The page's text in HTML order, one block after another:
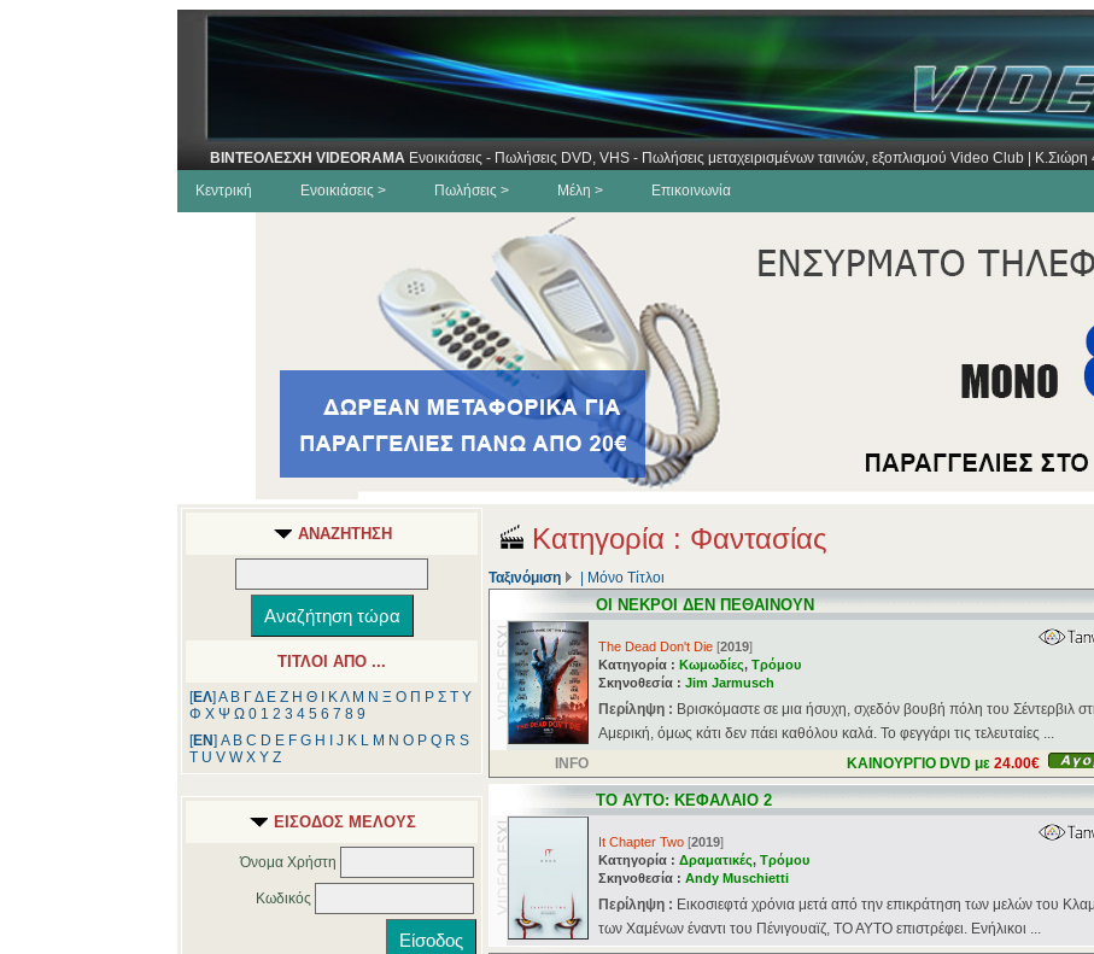
ΒΙΝΤΕΟΛΕΣΧΗ VIDEORAMA Ενοικιάσεις - Πωλήσεις DVD, VHS - Πωλήσεις μεταχειρισμένων ταινιών, εξοπλισμού Video Club |
Κεντρική
Ενοικιάσεις > Πωλήσεις > Μέλη > Επικοινωνία
ΑΝΑΖΗΤΗΣΗ
ΤΙΤΛΟΙ ΑΠΟ ...
[ΕΛ] Α Β ΓΔ Ε Ζ Η Θ ΚΛ Μ Ν Ξ Ο Π Ρ Σ Τ Υ
Φ Χ Ψ Ω 0 1 2 3 4 5 6 7 8 9
[ΕΝ] A B C D E F G H J K L M N O P Q R S
T U V W X Y Z
ΕΙΣΟΔΟΣ ΜΕΛΟΥΣ
Όνομα Χρήστη
Κωδικός
Κατηγορία : Φαντασίας
Ταξινόμιση Μόνο Τίτλοι
ΟΙ ΝΕΚΡΟΙ ΔΕΝ ΠΕΘΑΙΝΟΥΝ
The Dead Don't Die [2019]
Κατηγορία : Κωμωδίες, Τρόμου
Σκηνοθεσία : Jim Jarmusch
Περίληψη : Βρισκόμαστε σε μια ήσυχη, σχεδόν βουβή πόλη του Σέντερβιλ
Αμερική, όμως κάτι δεν πάει καθόλου καλά. Το φεγγάρι τις τελευταίες ...
INFO
ΚΑΙΝΟΥΡΓΙΟ DVD με 24.00€
ΤΟ ΑΥΤΟ: ΚΕΦΑΛΑΙΟ 2
It Chapter Two [2019]
Κατηγορία : Δραματικές, Τρόμου
Σκηνοθεσία : Andy Muschietti
Περίληψη : Εικοσιεφτά χρόνια μετά από την επικράτηση των μελών του
των Χαμένων έναντι του Πένιγουαϊζ, ΤΟ ΑΥΤΟ επιστρέφει. Ενήλικοι ...